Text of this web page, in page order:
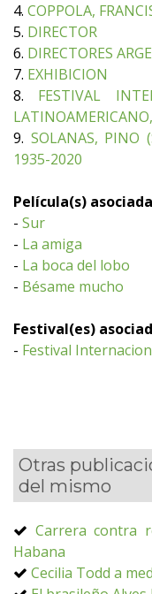
4. COPPOLA,
5. DIRECTOR
6. DIRECTORES
7. EXHIBICION
8. FESTIVAL
9. SOLANAS, PINO
1935-2020
Película(s)
- Sur
- La amiga
- La boca del lobo
- Bésame mucho
Festival(es)
- Festival
Otras
del mismo
Carrera contra
Habana
Cecilia Todd a